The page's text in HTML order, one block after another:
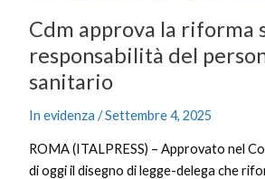
Cdm approva la riforma
responsabilità del
sanitario
In evidenza /Settembre 4, 2025
ROMA (ITALPRESS) – Approvato nel
di oggi il disegno di legge-delega che